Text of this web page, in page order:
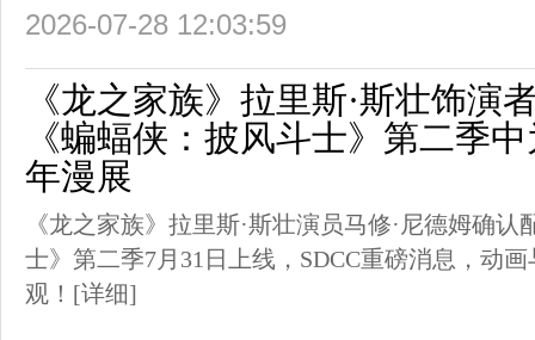
2026-07-28 12:03:59
《龙之家族》拉里斯·斯壮饰演
《蝙蝠侠：披风斗士》第二季
年漫展
《龙之家族》拉里斯·斯壮演员马修·尼德姆确
士》第二季7月31日上线，SDCC重磅消息，动
观！ [详细]